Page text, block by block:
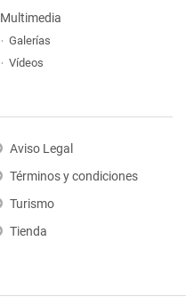
Multimedia
Galerías
Vídeos
Aviso Legal
Términos y condiciones
Turismo
Tienda